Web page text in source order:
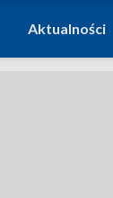
Aktualności